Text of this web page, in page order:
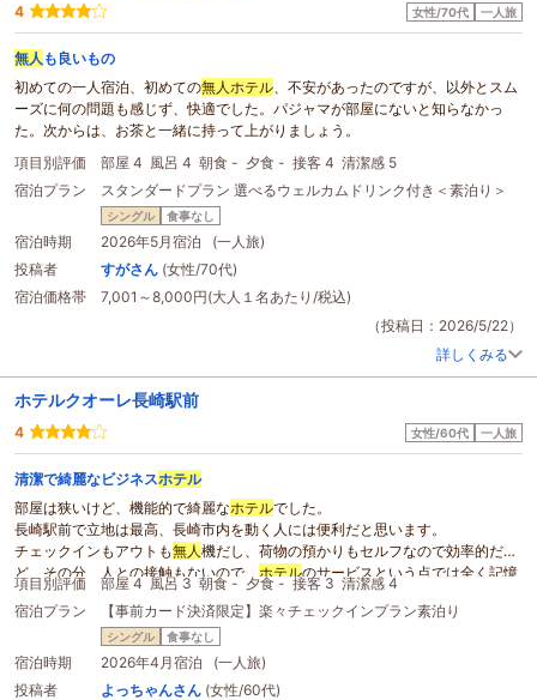
4 女性/70代 一人旅
無人 も良いもの
初めての一人宿泊、初めての無人 ホテル 、不安があったのですが、以外とスム
ーズに何の問題も感じず、快適でした。パジャマが部屋にないと知らなかっ
た。次からは、お茶と一緒に持って上がりましょう。
項目別評価
部屋 4 風呂 4 朝食 - 夕食 - 接客 4 清潔感 5
宿泊プラン
スタンダードプラン 選べるウェルカムドリンク付き＜素泊り＞
シングル 食事なし
宿泊時期
2026年5月宿泊 (一人旅)
投稿者
すがさん (女性/70代)
宿泊価格帯
7,001～8,000円(大人１名あたり/税込)
（投稿日：2026/5/22）
詳しくみる
ホテルクオーレ長崎駅前
4 女性/60代 一人旅
清潔で綺麗なビジネスホテル
部屋は狭いけど、機能的で綺麗なホテルでした。
長崎駅前で立地は最高、長崎市内を動く人には便利だと思います。
チェックインもアウトも無人 機だし、荷物の預かりもセルフなので効率的だけ
ど、その分、人との接触もないので、 ホテルのサービスという点では全く記憶
に残りません。
残念な思いをするよりいいかもしれませんが、是非又利用したいという気持ち
も湧かないな、と感じました。
項目別評価 部屋 4 風呂 3 朝食 - 夕食 - 接客 3 清潔感 4
宿泊プラン
【事前カード決済限定】楽々チェックインプラン素泊り
シングル 食事なし
宿泊時期
2026年4月宿泊 (一人旅)
投稿者
よっちゃんさん (女性/60代)